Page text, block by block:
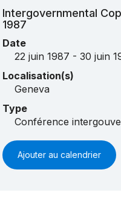
Intergovernmental
1987
Date
22 juin 1987 - 30 juin
Localisation(s)
Geneva
Type
Conférence
Ajouter au calendrier